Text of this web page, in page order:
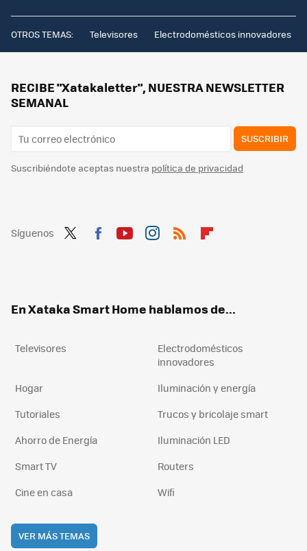
OTROS TEMAS: Televisores Electrodomésticos innovadores
RECIBE "Xatakaletter", NUESTRA NEWSLETTER
SEMANAL
SUSCRIBIR
Suscribiéndote aceptas nuestra política de privacidad
Síguenos
En Xataka Smart Home hablamos de...
Televisores
Electrodomésticos
innovadores
Hogar
Iluminación y energía
Tutoriales
Trucos y bricolaje smart
Ahorro de Energía
Iluminación LED
Smart TV
Routers
Cine en casa
Wifi
VER MÁS TEMAS